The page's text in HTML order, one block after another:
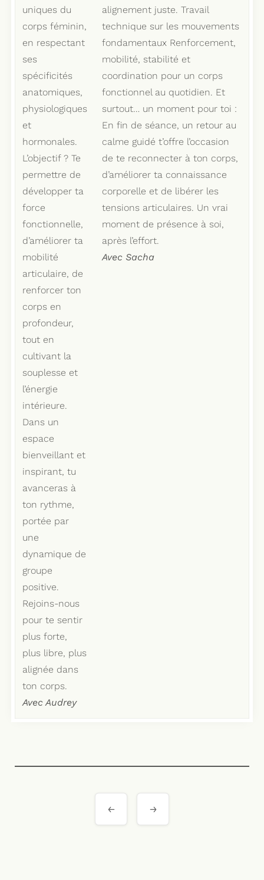
uniques du
corps féminin,
en respectant
ses
spécificités
anatomiques,
physiologiques
et
hormonales.
L’objectif ? Te
permettre de
développer ta
force
fonctionnelle,
d’améliorer ta
mobilité
articulaire, de
renforcer ton
corps en
profondeur,
tout en
cultivant la
souplesse et
l’énergie
intérieure.
Dans un
espace
bienveillant et
inspirant, tu
avanceras à
ton rythme,
portée par
une
dynamique de
groupe
positive.
Rejoins-nous
pour te sentir
plus forte,
plus libre, plus
alignée dans
ton corps.
Avec Audrey
alignement juste. Travail
technique sur les mouvements
fondamentaux Renforcement,
mobilité, stabilité et
coordination pour un corps
fonctionnel au quotidien. Et
surtout… un moment pour toi :
En fin de séance, un retour au
calme guidé t’offre l’occasion
de te reconnecter à ton corps,
d’améliorer ta connaissance
corporelle et de libérer les
tensions articulaires. Un vrai
moment de présence à soi,
après l’effort.
Avec Sacha